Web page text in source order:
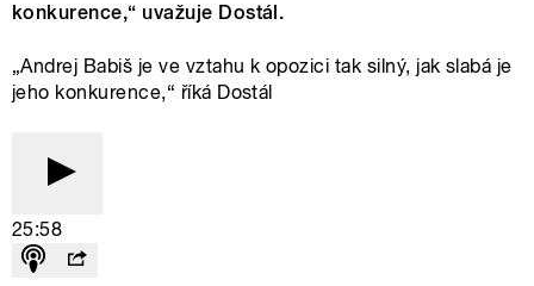
konkurence,“ uvažuje Dostál.
„Andrej Babiš je ve vztahu k opozici tak silný, jak slabá je
jeho konkurence,“ říká Dostál
25:58